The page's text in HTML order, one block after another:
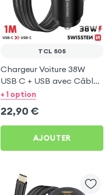
TCL 505
Chargeur Voiture 38W
USB C + USB avec Câble
type C Swissten pour TCL
+ 1 option
22,90 €
AJOUTER